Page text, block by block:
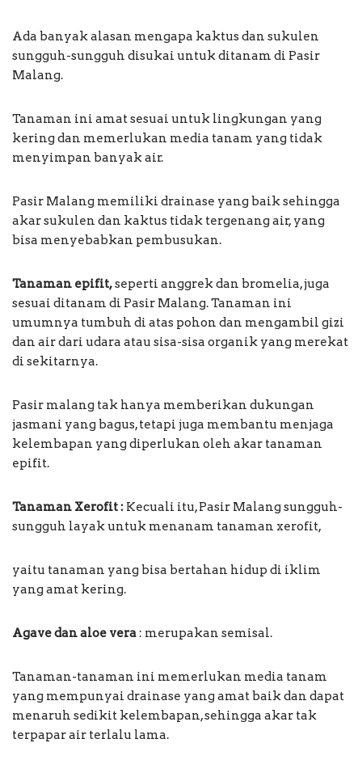
Ada banyak alasan mengapa kaktus dan sukulen
sungguh-sungguh disukai untuk ditanam di Pasir
Malang.
Tanaman ini amat sesuai untuk lingkungan yang
kering dan memerlukan media tanam yang tidak
menyimpan banyak air.
Pasir Malang memiliki drainase yang baik sehingga
akar sukulen dan kaktus tidak tergenang air, yang
bisa menyebabkan pembusukan.
Tanaman epifit,seperti anggrek dan bromelia, juga
sesuai ditanam di Pasir Malang. Tanaman ini
umumnya tumbuh di atas pohon dan mengambil gizi
dan air dari udara atau sisa-sisa organik yang merekat
di sekitarnya.
Pasir malang tak hanya memberikan dukungan
jasmani yang bagus, tetapi juga membantu menjaga
kelembapan yang diperlukan oleh akar tanaman
epifit.
Tanaman Xerofit : Kecuali itu, Pasir Malang sungguh-
sungguh layak untuk menanam tanaman xerofit,
yaitu tanaman yang bisa bertahan hidup di iklim
yang amat kering.
Agave dan aloe vera: merupakan semisal.
Tanaman-tanaman ini memerlukan media tanam
yang mempunyai drainase yang amat baik dan dapat
menaruh sedikit kelembapan, sehingga akar tak
terpapar air terlalu lama.